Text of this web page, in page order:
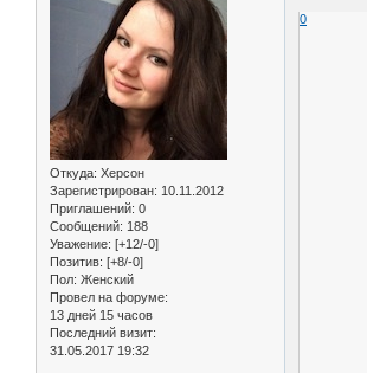
Откуда: Херсон
Зарегистрирован: 10.11.2012
Приглашений: 0
Сообщений: 188
Уважение: [+12/-0]
Позитив: [+8/-0]
Пол: Женский
Провел на форуме:
13 дней 15 часов
Последний визит:
31.05.2017 19:32
0